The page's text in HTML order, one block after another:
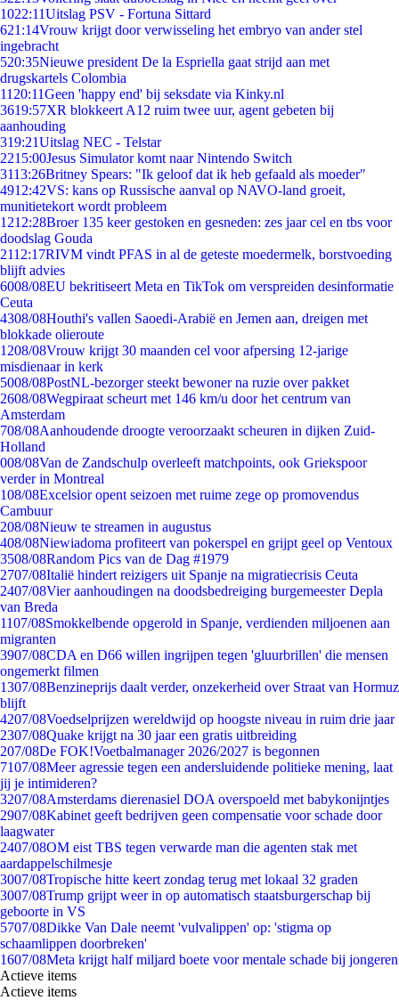
1022:11Uitslag PSV - Fortuna Sittard
621:14Vrouw krijgt door verwisseling het embryo van ander stel
ingebracht
520:35Nieuwe president De la Espriella gaat strijd aan met
drugskartels Colombia
11 20:11Geen 'happy end' bij seksdate via Kinky.nl
3619:57XR blokkeert A12 ruim twee uur, agent gebeten bij
aanhouding
319:21Uitslag NEC - Telstar
2215:00Jesus Simulator komt naar Nintendo Switch
3113:26Britney Spears: "Ik geloof dat ik heb gefaald als moeder"
4912:42VS: kans op Russische aanval op NAVO-land groeit,
munitietekort wordt probleem
1212:28Broer 135 keer gestoken en gesneden: zes jaar cel en tbs voor
doodslag Gouda
2112:17RIVM vindt PFAS in al de geteste moedermelk, borstvoeding
blijft advies
6008/08EU bekritiseert Meta en TikTok om verspreiden desinformatie
Ceuta
4308/08Houthi's vallen Saoedi-Arabië en Jemen aan, dreigen met
blokkade olieroute
1208/08Vrouw krijgt 30 maanden cel voor afpersing 12-jarige
misdienaar in kerk
5008/08PostNL-bezorger steekt bewoner na ruzie over pakket
2608/08Wegpiraat scheurt met 146 km/u door het centrum van
Amsterdam
708/08Aanhoudende droogte veroorzaakt scheuren in dijken Zuid-
Holland
008/08Van de Zandschulp overleeft matchpoints, ook Griekspoor
verder in Montreal
108/08Excelsior opent seizoen met ruime zege op promovendus
Cambuur
208/08Nieuw te streamen in augustus
408/08Niewiadoma profiteert van pokerspel en grijpt geel op Ventoux
3508/08Random Pics van de Dag #1979
2707/08Italië hindert reizigers uit Spanje na migratiecrisis Ceuta
2407/08Vier aanhoudingen na doodsbedreiging burgemeester Depla
van Breda
1107/08Smokkelbende opgerold in Spanje, verdienden miljoenen aan
migranten
3907/08CDA en D66 willen ingrijpen tegen 'gluurbrillen' die mensen
ongemerkt filmen
1307/08Benzineprijs daalt verder, onzekerheid over Straat van Hormuz
blijft
4207/08Voedselprijzen wereldwijd op hoogste niveau in ruim drie jaar
2307/08Quake krijgt na 30 jaar een gratis uitbreiding
207/08De FOK!Voetbalmanager 2026/2027 is begonnen
7107/08Meer agressie tegen een andersluidende politieke mening, laat
jij je intimideren?
3207/08Amsterdams dierenasiel DOA overspoeld met babykonijntjes
2907/08Kabinet geeft bedrijven geen compensatie voor schade door
laagwater
2407/08OM eist TBS tegen verwarde man die agenten stak met
aardappelschilmesje
3007/08Tropische hitte keert zondag terug met lokaal 32 graden
3007/08Trump grijpt weer in op automatisch staatsburgerschap bij
geboorte in VS
5707/08Dikke Van Dale neemt 'vulvalippen' op: 'stigma op
schaamlippen doorbreken'
1607/08Meta krijgt half miljard boete voor mentale schade bij jongeren
Actieve items
Actieve items